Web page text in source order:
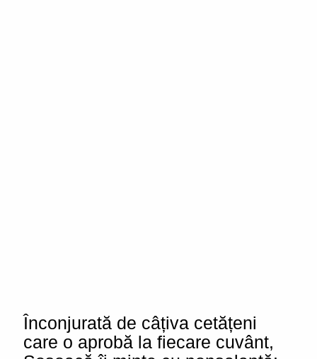
Înconjurată de câțiva cetățeni
care o aprobă la fiecare cuvânt,